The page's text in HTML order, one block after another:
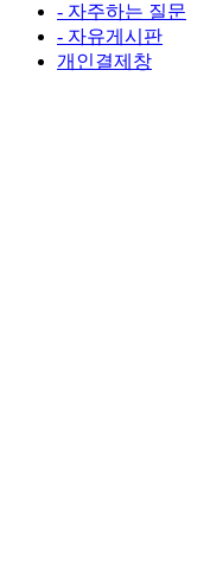
- 자주하는 질문
- 자유게시판
개인결제창